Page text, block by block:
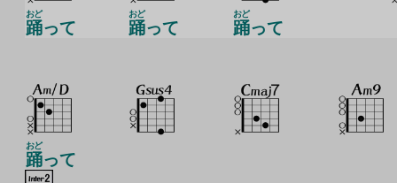
踊
おど
って 踊
おど
って 踊
おど
って
踊
おど
って